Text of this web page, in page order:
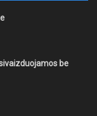
be